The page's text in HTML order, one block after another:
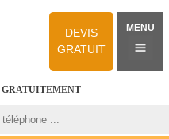
DEVIS
GRATUIT
MENU
GRATUITEMENT